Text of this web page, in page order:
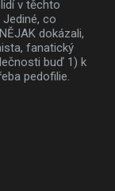
v těchto
co
dokázali,
fanatický
buď 1) k
pedofilie.